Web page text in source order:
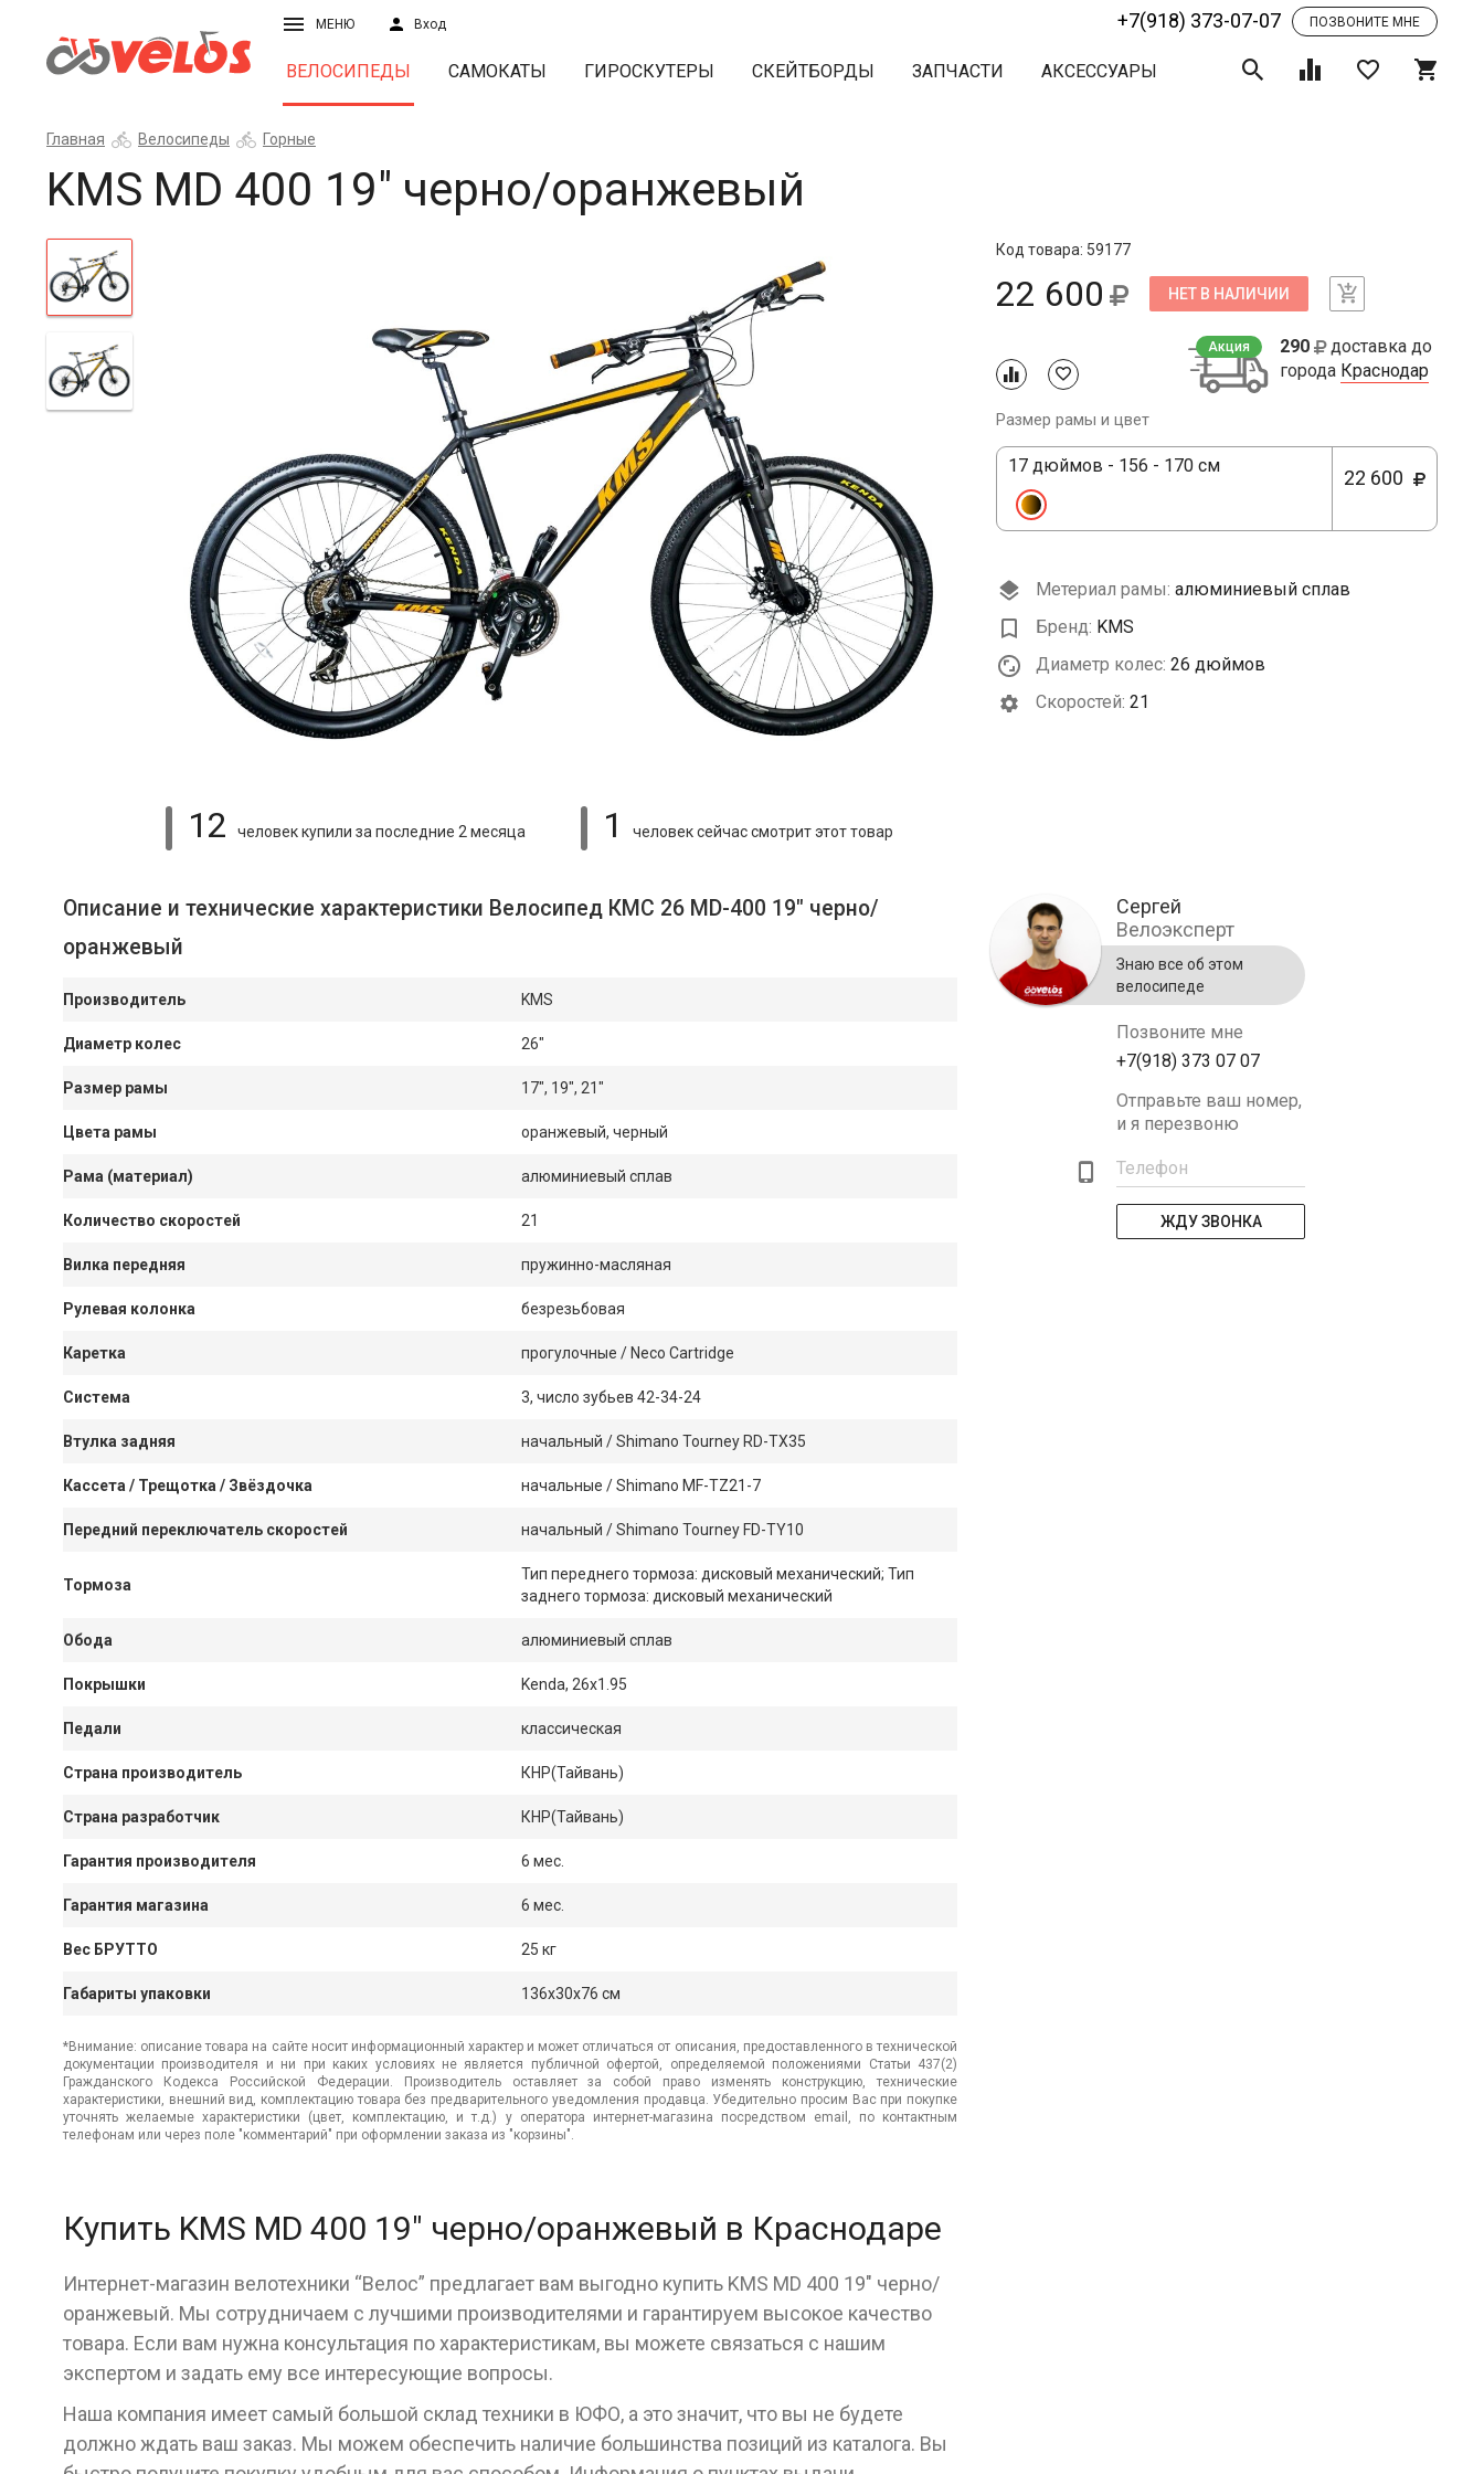
МЕНЮ Вход +7(918) 373-07-07 ПОЗВОНИТЕ МНЕ
ВЕЛОСИПЕДЫ САМОКАТЫ ГИРОСКУТЕРЫ СКЕЙТБОРДЫ ЗАПЧАСТИ АКСЕССУАРЫ
Главная Велосипеды Горные
KMS MD 400 19" черно/оранжевый
12 человек купили за последние 2 месяца 1 человек сейчас смотритэтот товар
Код товара: 59177
22 600 НЕТ В НАЛИЧИИ
Акция 290
доставка до
города Краснодар
Размер рамы и цвет
17 дюймов - 156 - 170 см
22 600
Метериал рамы: алюминиевый сплав
Бренд: KMS
Диаметр колес: 26 дюймов
Cкоростей: 21
Описание и технические характеристики Велосипед КМС 26 MD-400 19" черно/
оранжевый
Производитель KMS
Диаметр колес 26"
Размер рамы 17", 19", 21"
Цвета рамы оранжевый, черный
Рама (материал) алюминиевый сплав
Количество скоростей 21
Вилка передняя пружинно-масляная
Рулевая колонка безрезьбовая
Каретка прогулочные / Neco Cartridge
Система 3, число зубьев 42-34-24
Втулка задняя начальный / Shimano Tourney RD-TX35
Кассета / Трещотка / Звёздочка начальные / Shimano MF-TZ21-7
Передний переключатель скоростей начальный / Shimano Tourney FD-TY10
Тормоза
Тип переднего тормоза: дисковый механический; Тип
заднего тормоза: дисковый механический
Обода алюминиевый сплав
Покрышки Kenda, 26x1.95
Педали классическая
Страна производитель КНР(Тайвань)
Страна разработчик КНР(Тайвань)
Гарантия производителя 6 мес.
Гарантия магазина 6 мес.
Вес БРУТТО 25 кг
Габариты упаковки 136x30x76 см
*Внимание: описание товара на сайте носит информационный характер и может отличаться от описания, предоставленного в технической
документации производителя и ни при каких условиях не является публичной офертой, определяемой положениями Статьи 437(2)
Гражданского Кодекса Российской Федерации. Производитель оставляет за собой право изменять конструкцию, технические
характеристики, внешний вид, комплектацию товара без предварительного уведомления продавца. Убедительно просим Вас при покупке
уточнять желаемые характеристики (цвет, комплектацию, и т.д.) у оператора интернет-магазина посредством email, по контактным
телефонам или через поле "комментарий" при оформлении заказа из "корзины".
Купить KMS MD 400 19" черно/оранжевый в Краснодаре
Интернет-магазин велотехники “Велос” предлагает вам выгодно купить KMS MD 400 19" черно/
оранжевый. Мы сотрудничаем с лучшими производителями и гарантируем высокое качество
товара. Если вам нужна консультация по характеристикам, вы можете связаться с нашим
экспертом и задать ему все интересующие вопросы.
Наша компания имеет самый большой склад техники в ЮФО, а это значит, что вы не будете
должно ждать ваш заказ. Мы можем обеспечить наличие большинства позиций из каталога. Вы
Сергей
Велоэксперт
Знаю все об этом
велосипеде
Позвоните мне
+7(918) 373 07 07
Отправьте ваш номер,
и я перезвоню
Телефон
ЖДУ ЗВОНКА